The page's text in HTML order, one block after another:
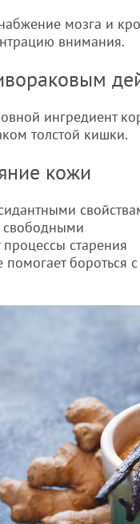
мозга и
внимания.
ингредиент
толстой кишки.
кожи
свободными
старения
бороться с